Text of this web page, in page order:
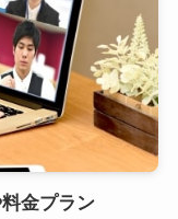
金プラン